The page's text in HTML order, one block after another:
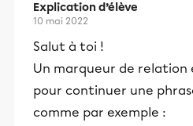
Explication d’élève
10 mai 2022
Salut à toi !
Un marqueur de
pour continuer une
comme par exemple :